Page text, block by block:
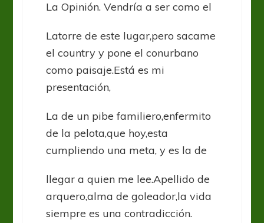
La Opinión. Vendría a ser como el
Latorre de este lugar,pero sacame
el country y pone el conurbano
como paisaje.Está es mi
presentación,
La de un pibe familiero,enfermito
de la pelota,que hoy,esta
cumpliendo una meta, y es la de
llegar a quien me lee.Apellido de
arquero,alma de goleador,la vida
siempre es una contradicción.